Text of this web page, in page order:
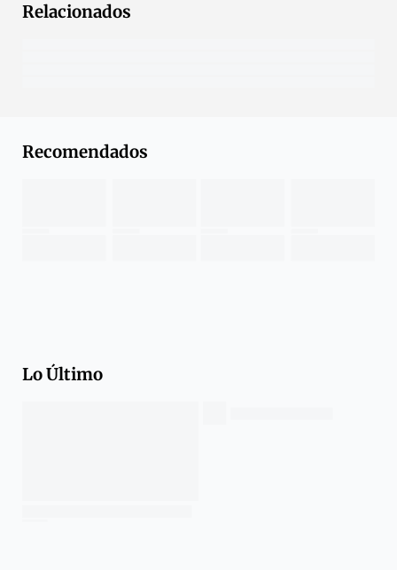
Relacionados
Recomendados
Lo Último